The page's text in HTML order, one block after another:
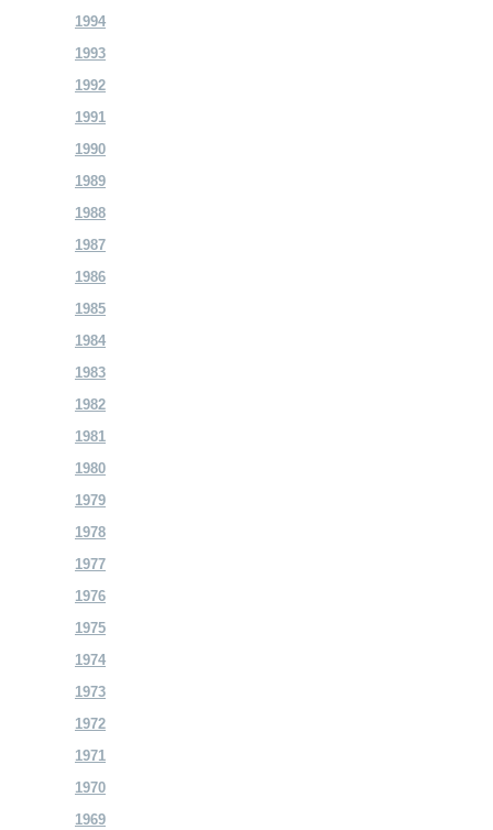
1994
1993
1992
1991
1990
1989
1988
1987
1986
1985
1984
1983
1982
1981
1980
1979
1978
1977
1976
1975
1974
1973
1972
1971
1970
1969